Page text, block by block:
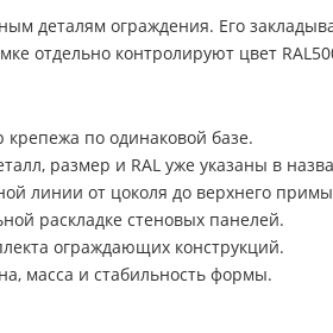
деталям ограждения. Его
отдельно контролируют цвет
по одинаковой базе.
размер и RAL уже указаны в
линии от цоколя до верхнего
раскладке стеновых панелей.
ограждающих конструкций.
масса и стабильность формы.